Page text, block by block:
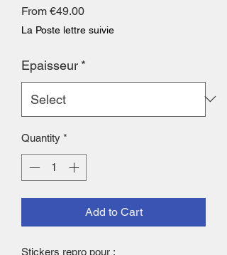
From €49.00Sale
Price
La Poste lettre suivie
Epaisseur *
Quantity *
Add to Cart
Stickers repro pour :